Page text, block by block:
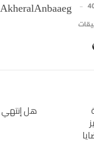
AkheralAnbaaeg
هل إنتهي